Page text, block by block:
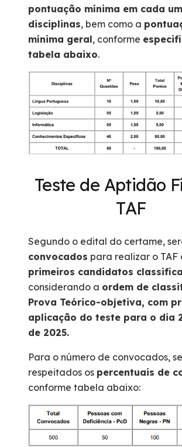
pontuação mínima em cada
disciplinas, bem como a
mínima geral, conforme
tabela abaixo.
Teste de Aptidão
TAF
Segundo o edital do certame,
convocados para realizar o TAF
primeiros candidatos
considerando a ordem de
Prova Teórico-objetiva, com
aplicação do teste para o dia
de 2025.
Para o número de convocados,
respeitados os percentuais de
conforme tabela abaixo: